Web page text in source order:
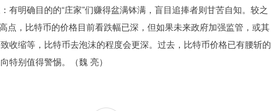
有明确目的的“庄家”们赚得盆满钵满，盲目追捧者则甘苦自知。较之
点，比特币的价格目前看跌幅已深，但如果未来政府加强监管，或其
收缩等，比特币去泡沫的程度会更深。过去，比特币价格已有腰斩的
特别值得警惕。（魏 亮）